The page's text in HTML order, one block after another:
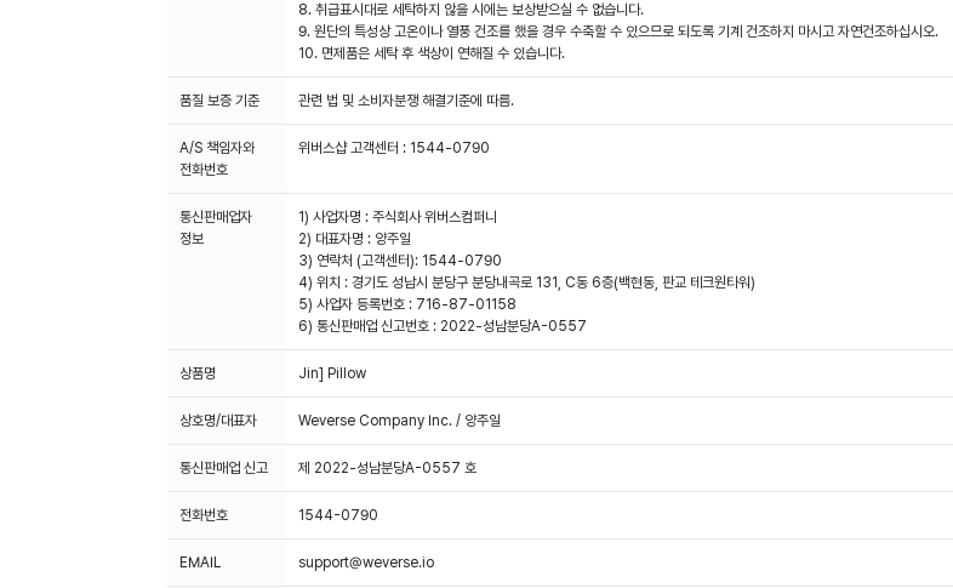
8. 취급표시대로 세탁하지 않을 시에는 보상받으실 수 없습니다.
9. 원단의 특성상 고온이나 열풍 건조를 했을 경우 수축할 수 있으므로 되도록 기계 건조하지 마시고 자연건조하십시오.
10. 면제품은 세탁 후 색상이 연해질 수 있습니다.
품질 보증 기준 관련 법 및 소비자분쟁 해결기준에 따름.
A/S 책임자와
전화번호
위버스샵 고객센터 : 1544-0790
통신판매업자
정보
1) 사업자명 : 주식회사 위버스컴퍼니
2) 대표자명 : 양주일
3) 연락처 (고객센터): 1544-0790
4) 위치 : 경기도 성남시 분당구 분당내곡로 131, C동 6층(백현동, 판교 테크원타워)
5) 사업자 등록번호 : 716-87-01158
6) 통신판매업 신고번호 : 2022-성남분당A-0557
상품명 Jin] Pillow
상호명/대표자 Weverse Company Inc. / 양주일
통신판매업 신고 제 2022-성남분당A-0557 호
전화번호 1544-0790
EMAIL support@weverse.io